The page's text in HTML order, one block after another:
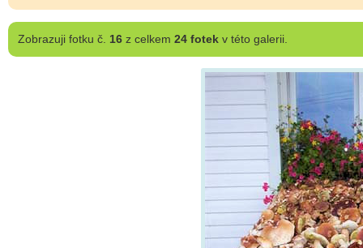
Zobrazujifotku č. 16z celkem 24 fotekv této galerii.